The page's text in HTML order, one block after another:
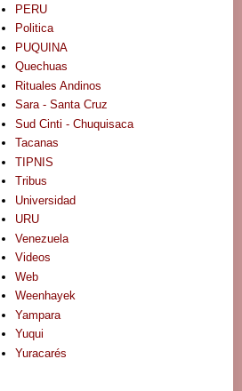
PERU
Politica
PUQUINA
Quechuas
Rituales Andinos
Sara - Santa Cruz
Sud Cinti - Chuquisaca
Tacanas
TIPNIS
Tribus
Universidad
URU
Venezuela
Videos
Web
Weenhayek
Yampara
Yuqui
Yuracarés